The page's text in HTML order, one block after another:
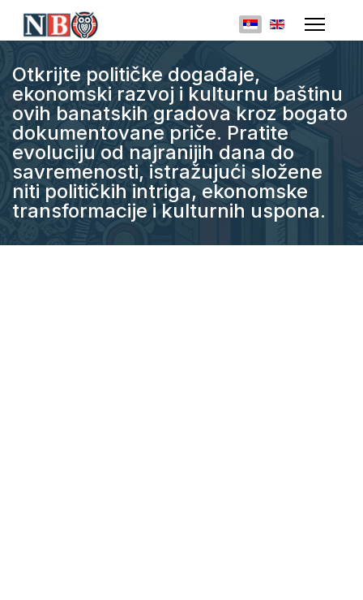
Izaberite vaš jezik
Otkrijte političke događaje,
ekonomski razvoj i kulturnu baštinu
ovih banatskih gradova kroz bogato
dokumentovane priče. Pratite
evoluciju od najranijih dana do
savremenosti, istražujući složene
niti političkih intriga, ekonomske
transformacije i kulturnih uspona.